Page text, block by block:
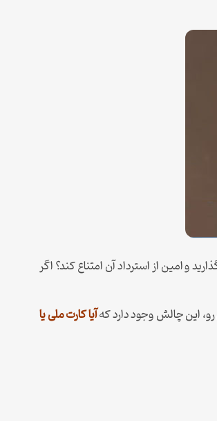
و امین از استرداد آن امتناع کند؟ اگر
این چالش وجود دارد کهآیا کارت ملی یا